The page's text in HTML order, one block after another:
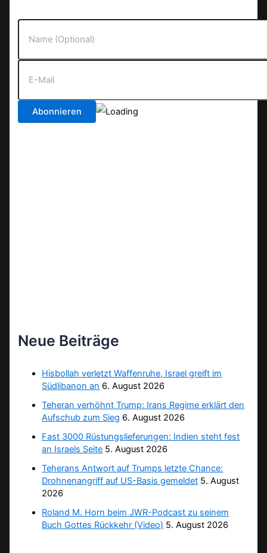
Neue Beiträge
Hisbollah verletzt Waffenruhe, Israel greift im
Südlibanon an 6. August 2026
Teheran verhöhnt Trump: Irans Regime erklärt den
Aufschub zum Sieg 6. August 2026
Fast 3000 Rüstungslieferungen: Indien steht fest
an Israels Seite 5. August 2026
Teherans Antwort auf Trumps letzte Chance:
Drohnenangriff auf US-Basis gemeldet 5. August
2026
Roland M. Horn beim JWR-Podcast zu seinem
Buch Gottes Rückkehr (Video) 5. August 2026